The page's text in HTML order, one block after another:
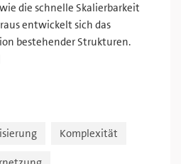
die schnelle Skalierbarkeit
entwickelt sich das
bestehender Strukturen.
Komplexität